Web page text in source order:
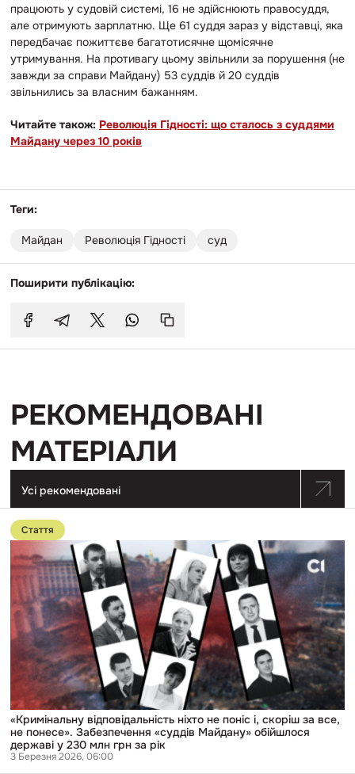
працюють у судовій системі, 16 не здійснюють правосуддя,
але отримують зарплатню. Ще 61 суддя зараз у відставці, яка
передбачає пожиттєве багатотисячне щомісячне
утримування. На противагу цьому звільнили за порушення (не
завжди за справи Майдану) 53 суддів й 20 суддів
звільнились за власним бажанням.
Читайте також: Революція Гідності: що сталось з суддями
Майдану через 10 років
Теги:
Майдан Революція Гідності суд
Поширити публікацію:
РЕКОМЕНДОВАНІ
МАТЕРІАЛИ
Усі рекомендовані
Перейти
до
публікації
«Кримінальну
відповідальність
ніхто
поніс
скоріш
за
все,
понесе».
Забезпечення
«суддів
Майдану»
обійшлося
державі
Стаття
«Кримінальну відповідальність ніхто не поніс і, скоріш за все,
не понесе». Забезпечення «суддів Майдану» обійшлося
державі у 230 млн грн за рік
3 Березня 2026, 06:00